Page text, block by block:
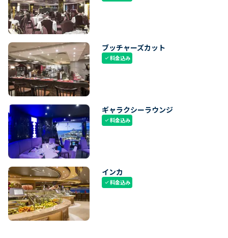
ブッチャーズカット
check料金込み
ギャラクシーラウンジ
check料金込み
インカ
check料金込み